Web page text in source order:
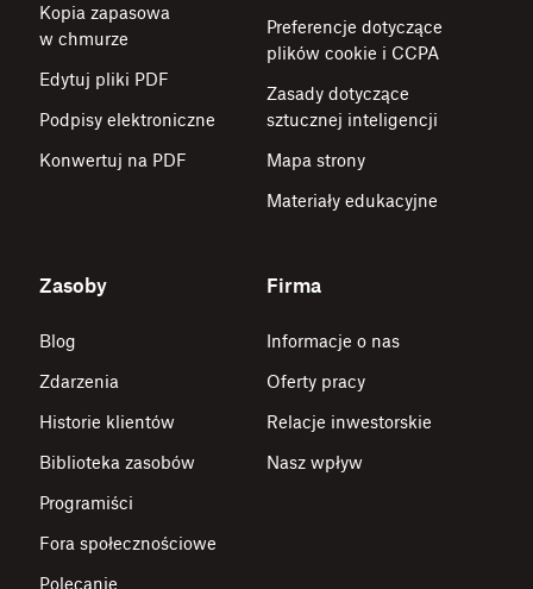
Kopia zapasowa
w chmurze
Edytuj pliki PDF
Podpisy elektroniczne
Konwertuj na PDF
Preferencje dotyczące
plików cookie i CCPA
Zasady dotyczące
sztucznej inteligencji
Mapa strony
Materiały edukacyjne
Zasoby
Blog
Zdarzenia
Historie klientów
Biblioteka zasobów
Programiści
Fora społecznościowe
Polecanie
Firma
Informacje o nas
Oferty pracy
Relacje inwestorskie
Nasz wpływ